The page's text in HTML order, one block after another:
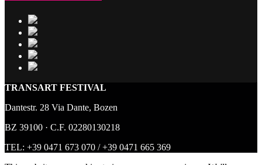
TRANSART FESTIVAL
Dantestr. 28 Via Dante, Bozen
BZ 39100 · C.F. 02280130218
TEL: +39 0471 673 070 /+39 0471 665 369